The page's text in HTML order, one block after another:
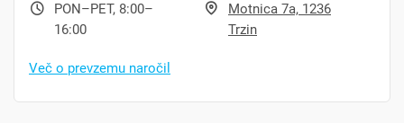
PON–PET, 8:00–
16:00
Motnica 7a, 1236
Trzin
Več o prevzemu naročil